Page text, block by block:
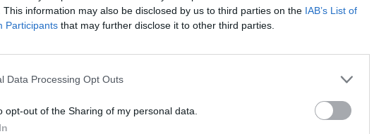
This information may also be disclosed by us to third parties on the IAB’s List of
Participants that may further disclose it to other third parties.
Data Processing Opt Outs
opt-out of the Sharing of my personal data.
208 389 koronavírusos esetet szűrtek ki eddig a vizsgálatok, kedden 3968,
és vészhelyzeti koordinációs központ igazgatója online sajtótájékoztatóján